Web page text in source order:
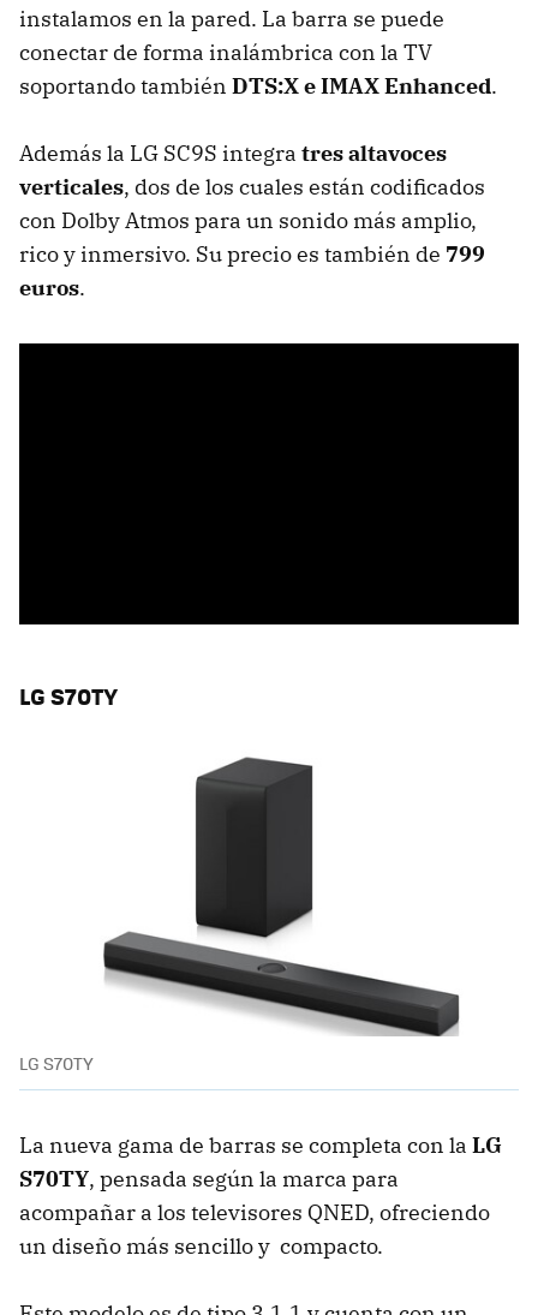
instalamos en la pared. La barra se puede
conectar de forma inalámbrica con la TV
soportando también DTS:X e IMAX Enhanced.
Además la LG SC9S integra tres altavoces
verticales, dos de los cuales están codificados
con Dolby Atmos para un sonido más amplio,
rico y inmersivo. Su precio es también de 799
euros.
LG S70TY
LG S70TY
La nueva gama de barras se completa con la LG
S70TY, pensada según la marca para
acompañar a los televisores QNED, ofreciendo
un diseño más sencillo y compacto.